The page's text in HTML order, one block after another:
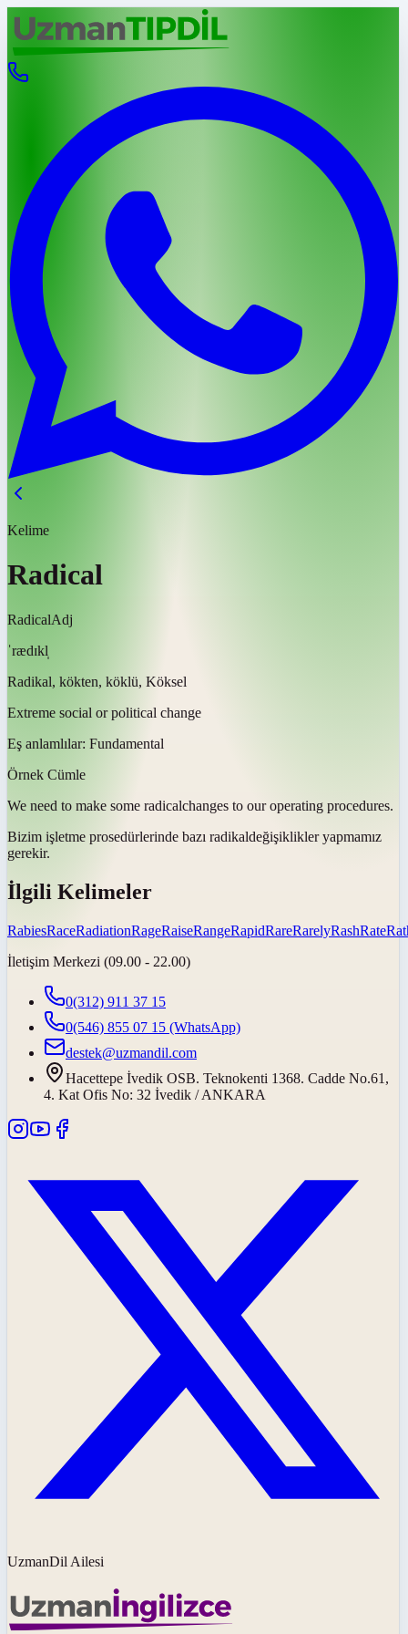
Kelime
Radical
RadicalAdj
ˈrædɪkl̩
Radikal, kökten, köklü, Köksel
Extreme social or political change
Eş anlamlılar: Fundamental
Örnek Cümle
We need to make some radicalchanges to our operating procedures.
Bizim işletme prosedürlerinde bazı radikaldeğişiklikler yapmamız
gerekir.
İlgili Kelimeler
RabiesRaceRadiationRageRaiseRangeRapidRareRarelyRashRate
İletişim Merkezi (09.00 - 22.00)
0(312) 911 37 15
0(546) 855 07 15 (WhatsApp)
destek@uzmandil.com
Hacettepe İvedik OSB. Teknokenti 1368. Cadde No.61,
4. Kat Ofis No: 32 İvedik / ANKARA
UzmanDil Ailesi